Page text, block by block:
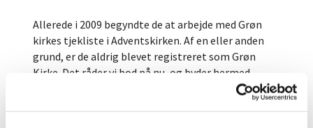
Allerede i 2009 begyndte de at arbejde med Grøn
kirkes tjekliste i Adventskirken. Af en eller anden
grund, er de aldrig blevet registreret som Grøn
Kirke. Det råder vi bod på nu, og byder hermed
officielt adventskirken velkommen som Grøn kirke.